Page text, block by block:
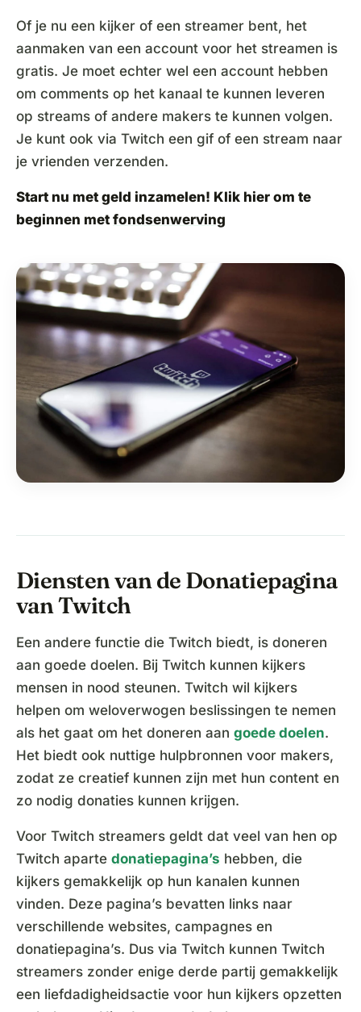
Of je nu een kijker of een streamer bent, het
aanmaken van een account voor het streamen is
gratis. Je moet echter wel een account hebben
om comments op het kanaal te kunnen leveren
op streams of andere makers te kunnen volgen.
Je kunt ook via Twitch een gif of een stream naar
je vrienden verzenden.
Start nu met geld inzamelen! Klik hier om te
beginnen metfondsenwerving
Diensten van de Donatiepagina
van Twitch
Een andere functie die Twitch biedt, is doneren
aan goede doelen. Bij Twitch kunnen kijkers
mensen in nood steunen. Twitch wil kijkers
helpen om weloverwogen beslissingen te nemen
als het gaat om het doneren aan goede doelen.
Het biedt ook nuttige hulpbronnen voor makers,
zodat ze creatief kunnen zijn met hun content en
zo nodig donaties kunnen krijgen.
Voor Twitch streamers geldt dat veel van hen op
Twitch aparte donatiepagina’s hebben, die
kijkers gemakkelijk op hun kanalen kunnen
vinden. Deze pagina’s bevatten links naar
verschillende websites, campagnes en
donatiepagina’s. Dus via Twitch kunnen Twitch
streamers zonder enige derde partij gemakkelijk
een liefdadigheidsactie voor hun kijkers opzetten